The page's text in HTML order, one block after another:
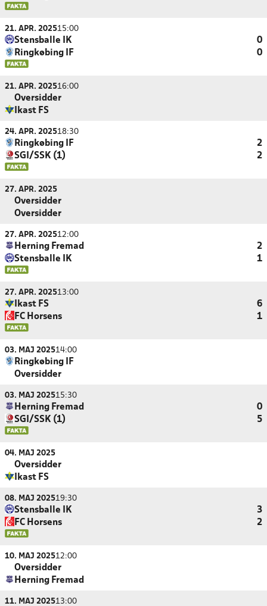
21. APR. 202515:00
Stensballe IK
0
Ringkøbing IF
0
21. APR. 202516:00
Oversidder
Ikast FS
24. APR. 202518:30
Ringkøbing IF
2
SGI/SSK (1)
2
27. APR. 2025
Oversidder
Oversidder
27. APR. 202512:00
Herning Fremad
2
Stensballe IK
1
27. APR. 202513:00
Ikast FS
6
FC Horsens
1
03. MAJ 202514:00
Ringkøbing IF
Oversidder
03. MAJ 202515:30
Herning Fremad
0
SGI/SSK (1)
5
04. MAJ 2025
Oversidder
Ikast FS
08. MAJ 202519:30
Stensballe IK
3
FC Horsens
2
10. MAJ 202512:00
Oversidder
Herning Fremad
11. MAJ 202513:00